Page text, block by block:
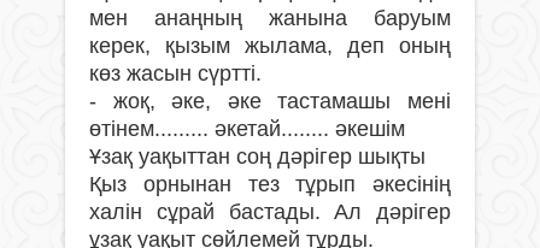
мен анаңның жанына баруым
керек, қызым жылама, деп оның
көз жасын сүртті.
- жоқ, əке, əке тастамашы мені
өтінем......... əкетай........ əкешім
Ұзақ уақыттан соң дәрігер шықты
Қыз орнынан тез тұрып əкесінің
халін сұрай бастады. Ал дəрігер
ұзақ уақыт сөйлемей тұрды.